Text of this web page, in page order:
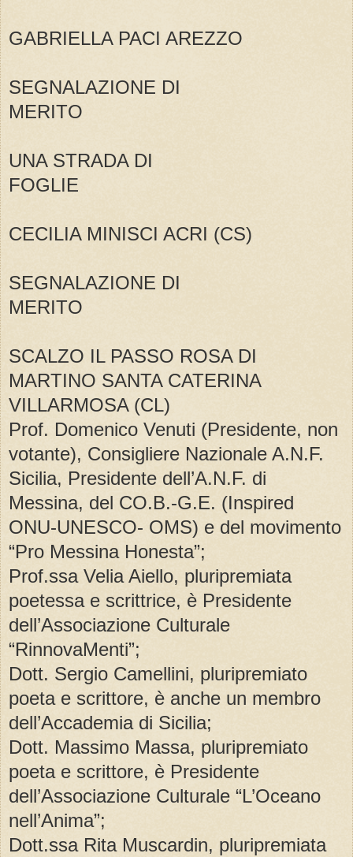
GABRIELLA PACI AREZZO
SEGNALAZIONE DI
MERITO
UNA STRADA DI
FOGLIE
CECILIA MINISCI ACRI (CS)
SEGNALAZIONE DI
MERITO
SCALZO IL PASSO ROSA DI
MARTINO SANTA CATERINA
VILLARMOSA (CL)
Prof. Domenico Venuti (Presidente, non
votante), Consigliere Nazionale A.N.F.
Sicilia, Presidente dell’A.N.F. di
Messina, del CO.B.-G.E. (Inspired
ONU-UNESCO- OMS) e del movimento
“Pro Messina Honesta”;
Prof.ssa Velia Aiello, pluripremiata
poetessa e scrittrice, è Presidente
dell’Associazione Culturale
“RinnovaMenti”;
Dott. Sergio Camellini, pluripremiato
poeta e scrittore, è anche un membro
dell’Accademia di Sicilia;
Dott. Massimo Massa, pluripremiato
poeta e scrittore, è Presidente
dell’Associazione Culturale “L’Oceano
nell’Anima”;
Dott.ssa Rita Muscardin, pluripremiata